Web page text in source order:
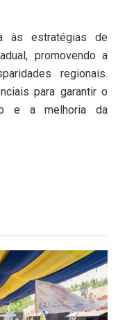
às estratégias de
promovendo a
regionais.
para garantir o
e a melhoria da